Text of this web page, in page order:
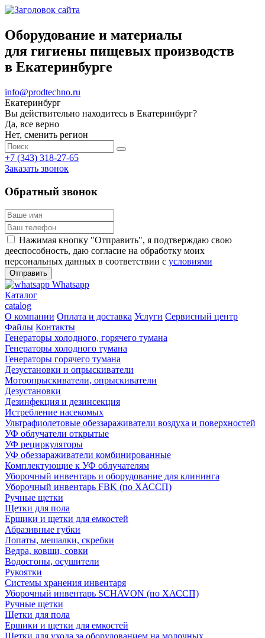
Оборудование и материалы
для гигиены пищевых производств
в Екатеринбурге
info@prodtechno.ru
Екатеринбург
Вы действительно находитесь в Екатеринбург?
Да, все верно
Нет, сменить регион
+7 (343) 318-27-65
Заказать звонок
Обратный звонок
Нажимая кнопку "Отправить", я подтверждаю свою
дееспособность, даю согласие на обработку моих
персональных данных в соответствии с условиями
Whatsapp
Каталог
catalog
О компании Оплата и доставка Услуги Сервисный центр
Файлы Контакты
Генераторы холодного, горячего тумана
Генераторы холодного тумана
Генераторы горячего тумана
Дезустановки и опрыскиватели
Мотоопрыскиватели, опрыскиватели
Дезустановки
Дезинфекция и дезинсекция
Истребление насекомых
Ультрафиолетовые обеззараживатели воздуха и поверхностей
УФ облучатели открытые
УФ рециркуляторы
УФ обеззараживатели комбинированные
Комплектующие к УФ облучателям
Уборочный инвентарь и оборудование для клининга
Уборочный инвентарь FBK (по ХАССП)
Ручные щетки
Щетки для пола
Ершики и щетки для емкостей
Абразивные губки
Лопаты, мешалки, скребки
Ведра, ковши, совки
Водосгоны, осушители
Рукоятки
Системы хранения инвентаря
Уборочный инвентарь SCHAVON (по ХАССП)
Ручные щетки
Щетки для пола
Ершики и щетки для емкостей